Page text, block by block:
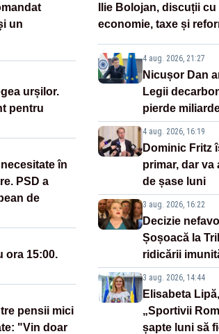
un
urșilor.
pentru
în
PSD a
de
ora 15:00.
pensii mici
"Vin doar
Ilie Bolojan, discuții
economie, taxe și
4 aug. 2026, 21:27
Nicușor Dan
Legii
pierde
4 aug. 2026, 16:19
Dominic Fritz
primar, dar va
de șase luni
3 aug. 2026, 16:22
Decizie
Șoșoacă la
ridicării
3 aug. 2026, 14:44
Elisabeta
„Sportivii
șapte luni să